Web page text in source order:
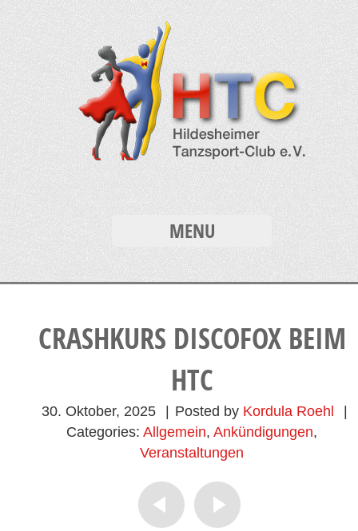
MENU
CRASHKURS DISCOFOX BEIM
HTC
30. Oktober, 2025 Posted by Kordula Roehl
Categories: Allgemein, Ankündigungen,
Veranstaltungen